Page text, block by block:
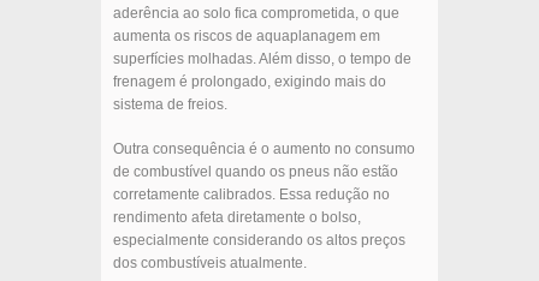
aderência ao solo fica comprometida, o que
aumenta os riscos de aquaplanagem em
superfícies molhadas. Além disso, o tempo de
frenagem é prolongado, exigindo mais do
sistema de freios.
Outra consequência é o aumento no consumo
de combustível quando os pneus não estão
corretamente calibrados. Essa redução no
rendimento afeta diretamente o bolso,
especialmente considerando os altos preços
dos combustíveis atualmente.